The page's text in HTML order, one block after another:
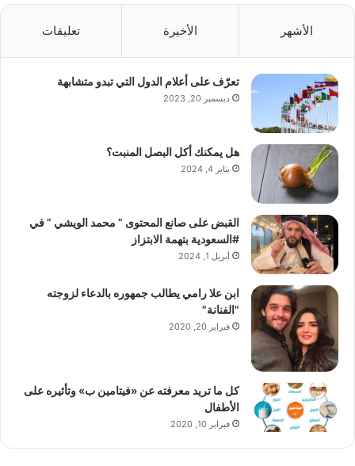
الأشهر الأخيرة تعليقات
تعرّف على أعلام الدول التي تبدو متشابهة
ديسمبر 20, 2023
هل يمكنك أكل البصل المنبت؟
يناير 4, 2024
القبض على صانع المحتوى ” محمد الويشي ” في
#السعودية بتهمة الابتزاز
أبريل 1, 2024
ابن علا رامي يطالب جمهوره بالدعاء لزوجته
"الفنانة"
فبراير 20, 2020
كل ما تريد معرفته عن «فيتامين ب» وتأثيره على
الأطفال
فبراير 10, 2020